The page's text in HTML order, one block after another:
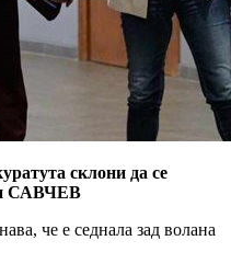
склони да се
САВЧЕВ
че е седнала зад волана